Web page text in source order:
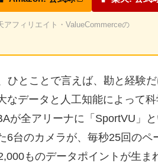
フィリエイト・ValueCommerceの
ひとことで言えば、勘と経験
なデータと人工知能によって
が全アリーナに「SportVU」
6台のカメラが、毎秒25回の
ものデータポイントが生ま